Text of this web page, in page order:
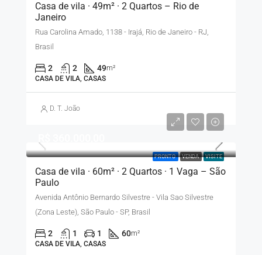
Casa de vila · 49m² · 2 Quartos – Rio de
Janeiro
Rua Carolina Amado, 1138 - Irajá, Rio de Janeiro - RJ,
Brasil
2 2 49m²
CASA DE VILA, CASAS
D. T. João
PRONTO VENDA VISITE
Casa de vila · 60m² · 2 Quartos · 1 Vaga – São
Paulo
Avenida Antônio Bernardo Silvestre - Vila Sao Silvestre
(Zona Leste), São Paulo - SP, Brasil
2 1 1 60m²
CASA DE VILA, CASAS